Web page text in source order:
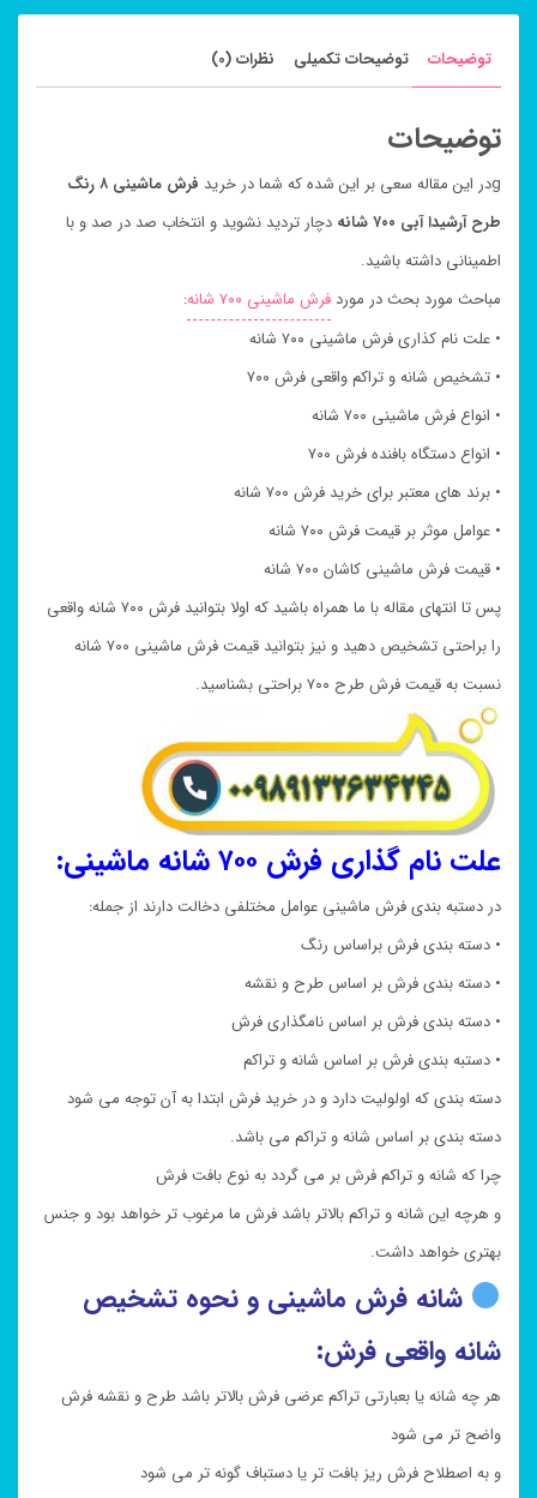
توضیحات توضیحات تکمیلی نظرات (0)
توضیحات
gدر این مقاله سعی بر این شده که شما در خرید
فرش ماشینی ۸ رنگ
طرح آرشیدا آبی ۷۰۰ شانه
دچار تردید نشوید و انتخاب صد در صد و با
اطمینانی داشته باشید.
مباحث مورد بحث در موردفرش ماشینی ۷۰۰ شانه
:
• علت نام کذاری فرش ماشینی ۷۰۰ شانه
• تشخیص شانه و تراکم واقعی فرش ۷۰۰
• انواع فرش ماشینی ۷۰۰ شانه
• انواع دستگاه بافنده فرش ۷۰۰
• برند های معتبر برای خرید فرش ۷۰۰ شانه
• عوامل موثر بر قیمت فرش ۷۰۰ شانه
• قیمت فرش ماشینی کاشان ۷۰۰ شانه
پس تا انتهای مقاله با ما همراه باشید که اولا بتوانید فرش ۷۰۰ شانه واقعی
را براحتی تشخیص دهید و نیز بتوانید قیمت فرش ماشینی ۷۰۰ شانه
نسبت به قیمت فرش طرح ۷۰۰ براحتی بشناسید.
علت نام گذاری فرش ۷۰۰ شانه ماشینی:
در دستبه بندی فرش ماشینی عوامل مختلفی دخالت دارند از جمله:
• دسته بندی فرش براساس رنگ
• دسته بندی فرش بر اساس طرح و نقشه
• دسته بندی فرش بر اساس نامگذاری فرش
• دستبه بندی فرش بر اساس شانه و تراکم
دسته بندی که اولولیت دارد و در خرید فرش ابتدا به آن توجه می شود
دسته بندی بر اساس شانه و تراکم می باشد.
چرا که شانه و تراکم فرش بر می گردد به نوع بافت فرش
و هرچه این شانه و تراکم بالاتر باشد فرش ما مرغوب تر خواهد بود و جنس
بهتری خواهد داشت.
شانه فرش ماشینی و نحوه تشخیص
شانه واقعی فرش:
هر چه شانه یا بعبارتی تراکم عرضی فرش بالاتر باشد طرح و نقشه فرش
واضح تر می شود
و به اصطلاح فرش ریز بافت تر یا دستباف گونه تر می شود